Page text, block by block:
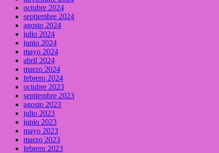
octubre 2024
septiembre 2024
agosto 2024
julio 2024
junio 2024
mayo 2024
abril 2024
marzo 2024
febrero 2024
octubre 2023
septiembre 2023
agosto 2023
julio 2023
junio 2023
mayo 2023
marzo 2023
febrero 2023